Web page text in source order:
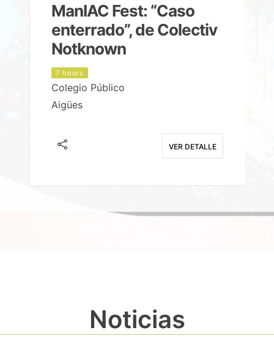
ManIAC Fest: “Caso
enterrado”, de Colectiv
Notknown
7 hours
Colegio Público
Aigües
VER DETALLE
Noticias